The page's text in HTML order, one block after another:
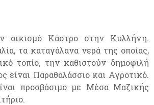
οικισμό Κάστρο στην Κυλλήνη.
τα καταγάλανα νερά της οποίας,
τοπίο, την καθιστούν δημοφιλή
είναι Παραθαλάσσιο και Αγροτικό.
προσβάσιμο με Μέσα Μαζικής